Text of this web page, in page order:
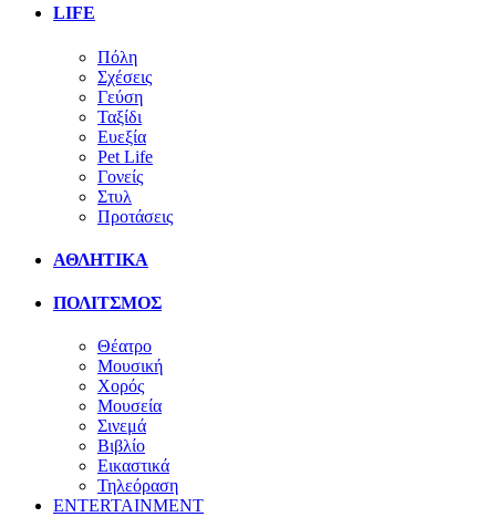
LIFE
Πόλη
Σχέσεις
Γεύση
Ταξίδι
Ευεξία
Pet Life
Γονείς
Στυλ
Προτάσεις
ΑΘΛΗΤΙΚΑ
ΠΟΛΙΤΣΜΟΣ
Θέατρο
Μουσική
Χορός
Μουσεία
Σινεμά
Βιβλίο
Εικαστικά
Τηλεόραση
ENTERTAINMENT